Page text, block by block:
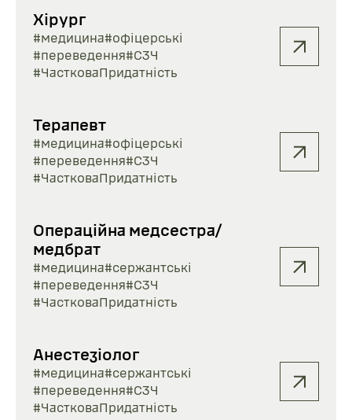
Хірург
#медицина#офіцерські
#переведення#СЗЧ
#ЧастковаПридатність
Терапевт
#медицина#офіцерські
#переведення#СЗЧ
#ЧастковаПридатність
Операційна медсестра/
медбрат
#медицина#сержантські
#переведення#СЗЧ
#ЧастковаПридатність
Анестезіолог
#медицина#сержантські
#переведення#СЗЧ
#ЧастковаПридатність